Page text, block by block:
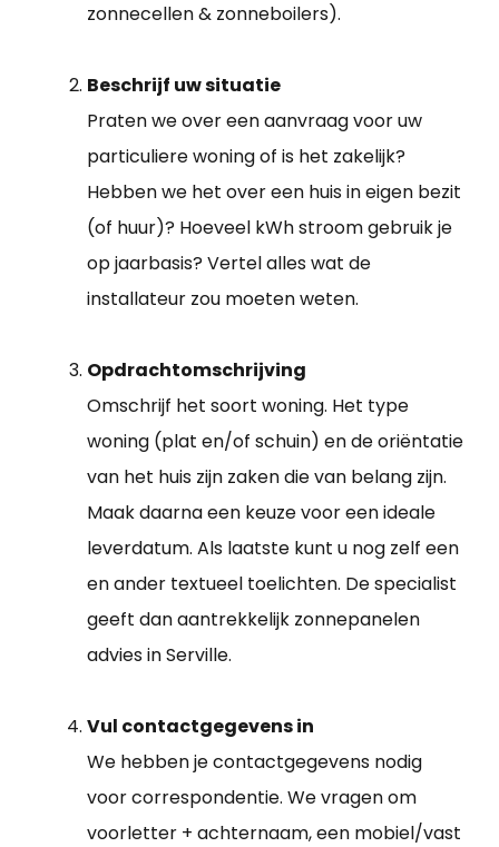
zonnecellen & zonneboilers).
Beschrijf uw situatie
Praten we over een aanvraag voor uw
particuliere woning of is het zakelijk?
Hebben we het over een huis in eigen bezit
(of huur)? Hoeveel kWh stroom gebruik je
op jaarbasis? Vertel alles wat de
installateur zou moeten weten.
Opdrachtomschrijving
Omschrijf het soort woning. Het type
woning (plat en/of schuin) en de oriëntatie
van het huis zijn zaken die van belang zijn.
Maak daarna een keuze voor een ideale
leverdatum. Als laatste kunt u nog zelf een
en ander textueel toelichten. De specialist
geeft dan aantrekkelijk zonnepanelen
advies in Serville.
Vul contactgegevens in
We hebben je contactgegevens nodig
voor correspondentie. We vragen om
voorletter + achternaam, een mobiel/vast